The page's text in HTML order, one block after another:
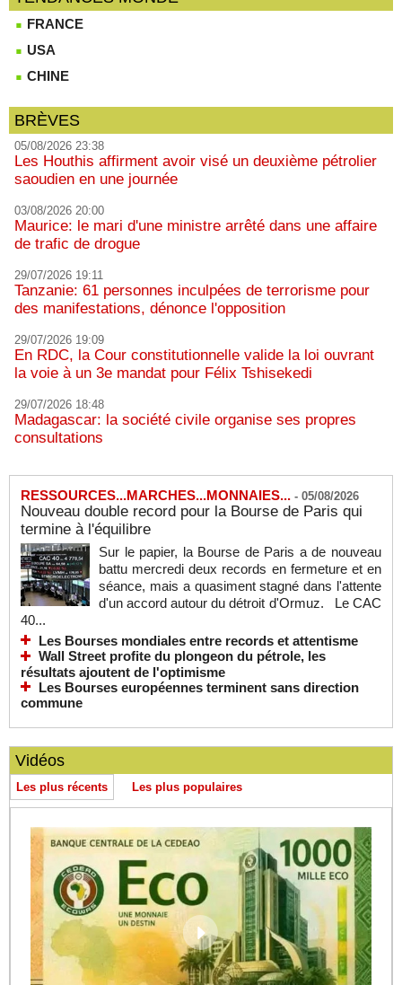
FRANCE
USA
CHINE
BRÈVES
05/08/2026 23:38
Les Houthis affirment avoir visé un deuxième pétrolier
saoudien en une journée
03/08/2026 20:00
Maurice: le mari d'une ministre arrêté dans une affaire
de trafic de drogue
29/07/2026 19:11
Tanzanie: 61 personnes inculpées de terrorisme pour
des manifestations, dénonce l'opposition
29/07/2026 19:09
En RDC, la Cour constitutionnelle valide la loi ouvrant
la voie à un 3e mandat pour Félix Tshisekedi
29/07/2026 18:48
Madagascar: la société civile organise ses propres
consultations
RESSOURCES...MARCHES...MONNAIES... - 05/08/2026
Nouveau double record pour la Bourse de Paris qui
termine à l'équilibre
Sur le papier, la Bourse de Paris a de nouveau
battu mercredi deux records en fermeture et en
séance, mais a quasiment stagné dans l'attente
d'un accord autour du détroit d'Ormuz. Le CAC
40...
Les Bourses mondiales entre records et attentisme
Wall Street profite du plongeon du pétrole, les
résultats ajoutent de l'optimisme
Les Bourses européennes terminent sans direction
commune
Vidéos
Les plus récents Les plus populaires